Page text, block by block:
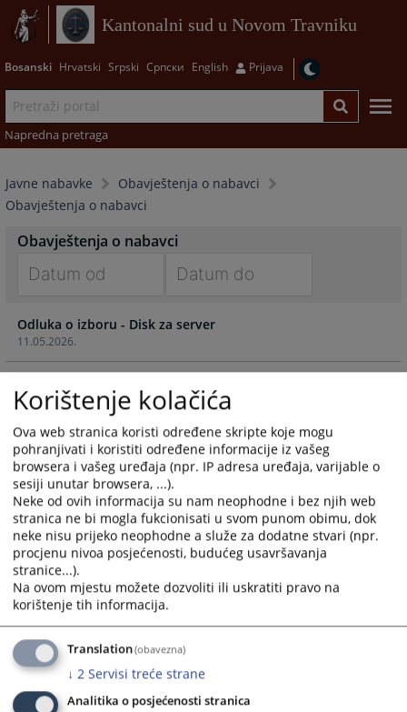
Kantonalni sud u Novom Travniku
Bosanski Hrvatski Srpski Српски English Prijava
Napredna pretraga
Javne nabavke
Obavještenja o nabavci
Obavještenja o nabavci
Obavještenja o nabavci
forward
to
interact
the
calendar
and
select
a
date.
Press
the
question
mark
key
to
get
the
keyboard
shortcuts
forward
interact
the
calendar
and
select
a
date.
Press
the
question
mark
key
to
get
the
keyboard
shortcuts
11.05.2026.
Odluka o izboru - Disk za server
11.05.2026.
30.04.2026.
Odluka o izboru - Tehnički pregled službenog vozila
24.04.2026.
Odluka o izboru - Usluga redovnog servisa službenog vozila
24.04.2026.
Odluka o izboru - Materijal za redovan servis službenog
vozila
16.03.2026.
Odluka o izboru - Usluga redovnog servisa službenog vozila
Korištenje kolačića
Ova web stranica koristi određene skripte koje mogu
pohranjivati i koristiti određene informacije iz vašeg
browsera i vašeg uređaja (npr. IP adresa uređaja, varijable o
sesiji unutar browsera, ...).
Neke od ovih informacija su nam neophodne i bez njih web
stranica ne bi mogla fukcionisati u svom punom obimu, dok
neke nisu prijeko neophodne a služe za dodatne stvari (npr.
procjenu nivoa posjećenosti, budućeg usavršavanja
stranice...).
Na ovom mjestu možete dozvoliti ili uskratiti pravo na
korištenje tih informacija.
Translation(obavezna)
↓ 2 Servisi treće strane
Analitika o posjećenosti stranica